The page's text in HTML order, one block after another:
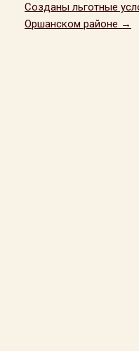
Созданы льготные
Оршанском районе →